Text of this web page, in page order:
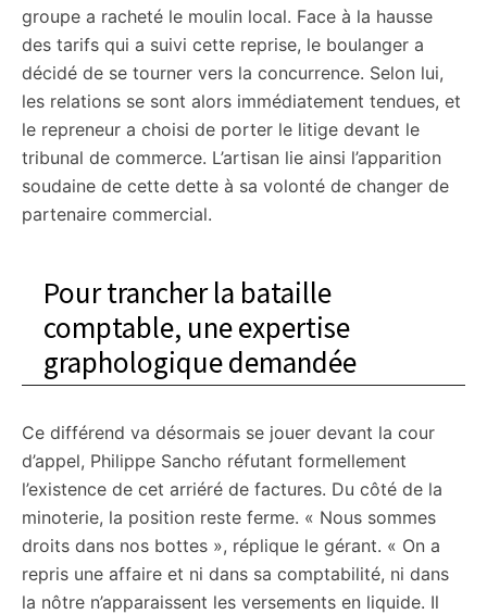
groupe a racheté le moulin local. Face à la hausse
des tarifs qui a suivi cette reprise, le boulanger a
décidé de se tourner vers la concurrence. Selon lui,
les relations se sont alors immédiatement tendues, et
le repreneur a choisi de porter le litige devant le
tribunal de commerce. L’artisan lie ainsi l’apparition
soudaine de cette dette à sa volonté de changer de
partenaire commercial.
Pour trancher la bataille
comptable, une expertise
graphologique demandée
Ce différend va désormais se jouer devant la cour
d’appel, Philippe Sancho réfutant formellement
l’existence de cet arriéré de factures. Du côté de la
minoterie, la position reste ferme. « Nous sommes
droits dans nos bottes », réplique le gérant. « On a
repris une affaire et ni dans sa comptabilité, ni dans
la nôtre n’apparaissent les versements en liquide. Il